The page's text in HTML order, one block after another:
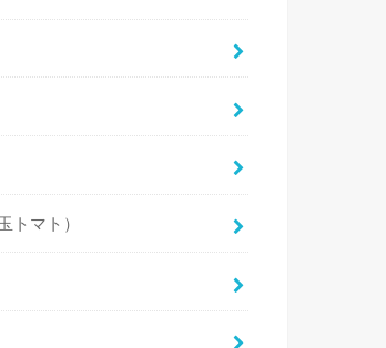
トマト）